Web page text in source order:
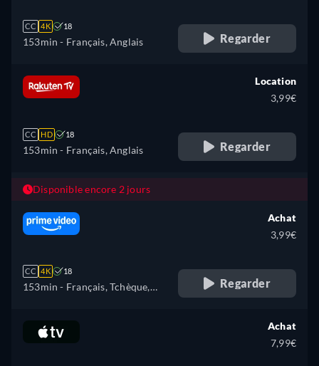
CC 4K 18
153min - Français, Anglais Regarder
CC HD 18
153min - Français, Anglais
Location
3,99€
Regarder
Disponible encore 2 jours
CC 4K 18
153min - Français, Tchèque,
Achat
3,99€
Regarder
Achat
7,99€